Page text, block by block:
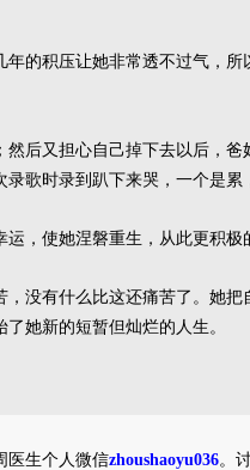
的积压让她非常透不过气，所
后又担心自己掉下去以后，爸
歌时录到趴下来哭，一个是累
，使她涅磐重生，从此更积极
没有什么比这还痛苦了。她把
她新的短暂但灿烂的人生。
医生个人微信zhoushaoyu036。